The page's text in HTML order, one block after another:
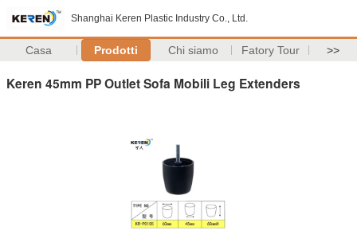
Shanghai Keren Plastic Industry Co., Ltd.
Casa Prodotti Chi siamo Fatory Tour >>
Keren 45mm PP Outlet Sofa Mobili Leg Extenders